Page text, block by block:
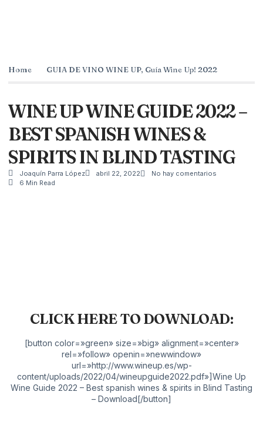
Home GUIA DE VINO WINE UP, Guía Wine Up! 2022
WINE UP WINE GUIDE 2022 –
BEST SPANISH WINES &
SPIRITS IN BLIND TASTING
Joaquín Parra López abril 22, 2022
No hay comentarios
6 Min Read
CLICK HERE TO DOWNLOAD:
[button color=»green» size=»big» alignment=»center»
rel=»follow» openin=»newwindow»
url=»http://www.wineup.es/wp-
content/uploads/2022/04/wineupguide2022.pdf»]Wine Up
Wine Guide 2022 – Best spanish wines & spirits in Blind Tasting
– Download[/button]